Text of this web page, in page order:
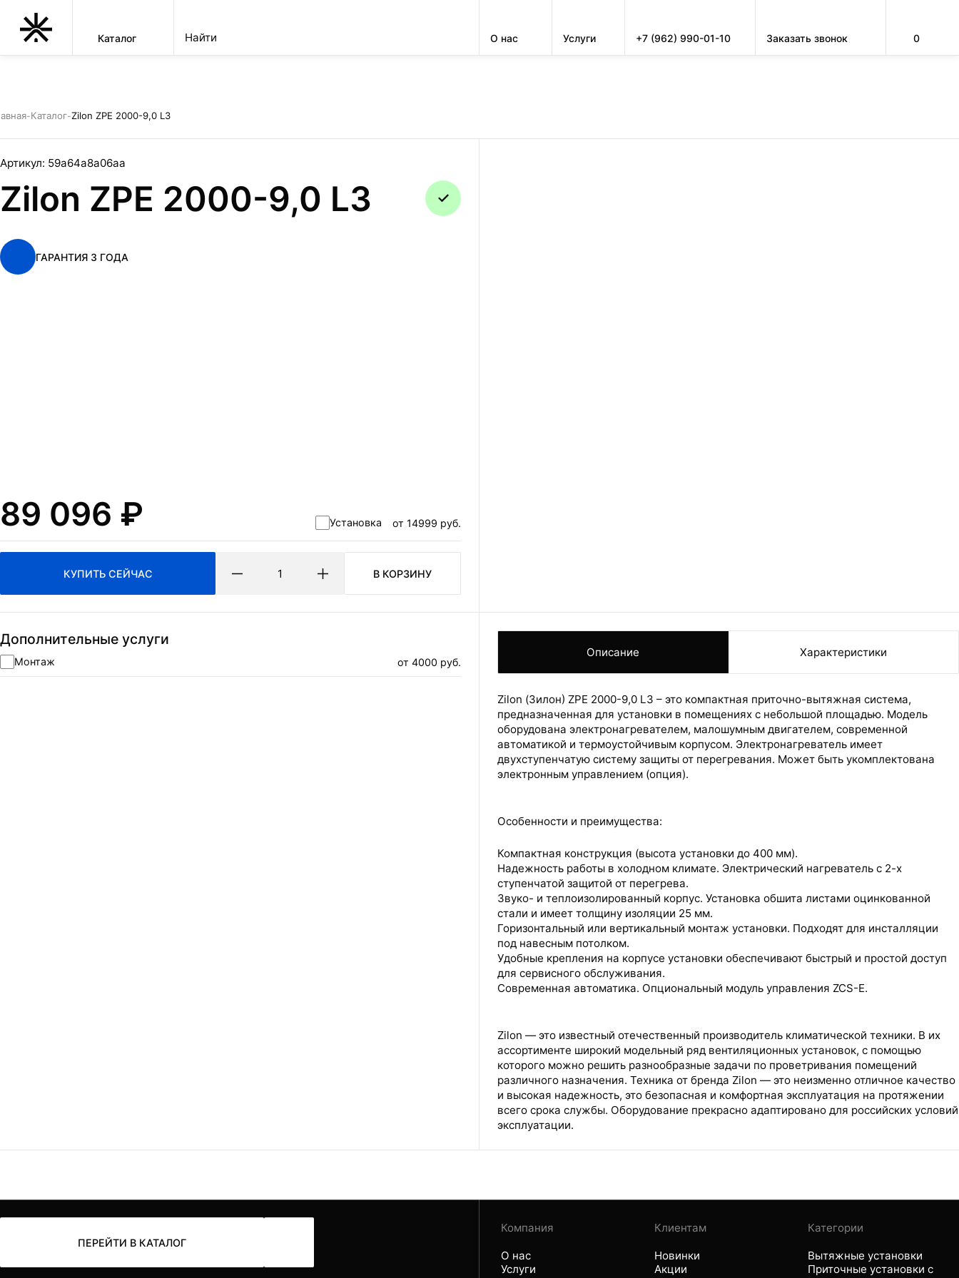
Каталог О нас Услуги
УСТАНОВКА
+7 (962) 990-01-10 Заказать звонок 0
-Каталог-Zilon ZPE 2000-9,0 L3
Артикул: 59a64a8a06aa
Zilon ZPE 2000-9,0 L3
ГАРАНТИЯ 3 ГОДА
89 096 ₽ Установка от 14999 руб.
КУПИТЬ СЕЙЧАС В КОРЗИНУ
Дополнительные услуги
Монтаж от 4000 руб.
Описание Характеристики
Zilon (Зилон) ZPE 2000-9,0 L3 – это компактная приточно-вытяжная система,
предназначенная для установки в помещениях с небольшой площадью. Модель
оборудована электронагревателем, малошумным двигателем, современной
автоматикой и термоустойчивым корпусом. Электронагреватель имеет
двухступенчатую систему защиты от перегревания. Может быть укомплектована
электронным управлением (опция).
Особенности и преимущества:
Компактная конструкция (высота установки до 400 мм).
Надежность работы в холодном климате. Электрический нагреватель с 2-х
ступенчатой защитой от перегрева.
Звуко- и теплоизолированный корпус. Установка обшита листами оцинкованной
стали и имеет толщину изоляции 25 мм.
Горизонтальный или вертикальный монтаж установки. Подходят для инсталляции
под навесным потолком.
Удобные крепления на корпусе установки обеспечивают быстрый и простой доступ
для сервисного обслуживания.
Современная автоматика. Опциональный модуль управления ZCS-E.
Zilon — это известный отечественный производитель климатической техники. В их
ассортименте широкий модельный ряд вентиляционных установок, с помощью
которого можно решить разнообразные задачи по проветривания помещений
различного назначения. Техника от бренда Zilon — это неизменно отличное качество
и высокая надежность, это безопасная и комфортная эксплуатация на протяжении
всего срока службы. Оборудование прекрасно адаптировано для российских условий
эксплуатации.
ПЕРЕЙТИ В КАТАЛОГ
Компания
О нас
Услуги
Клиентам
Новинки
Акции
Категории
Вытяжные установки
Приточные установки с
ВАШ ЗАКАЗ УСПЕШНО ОФОРМЛЕН!
Мы скоро свяжемся с вами.
ЧТО-ТО ПОШЛО НЕ ТАК!